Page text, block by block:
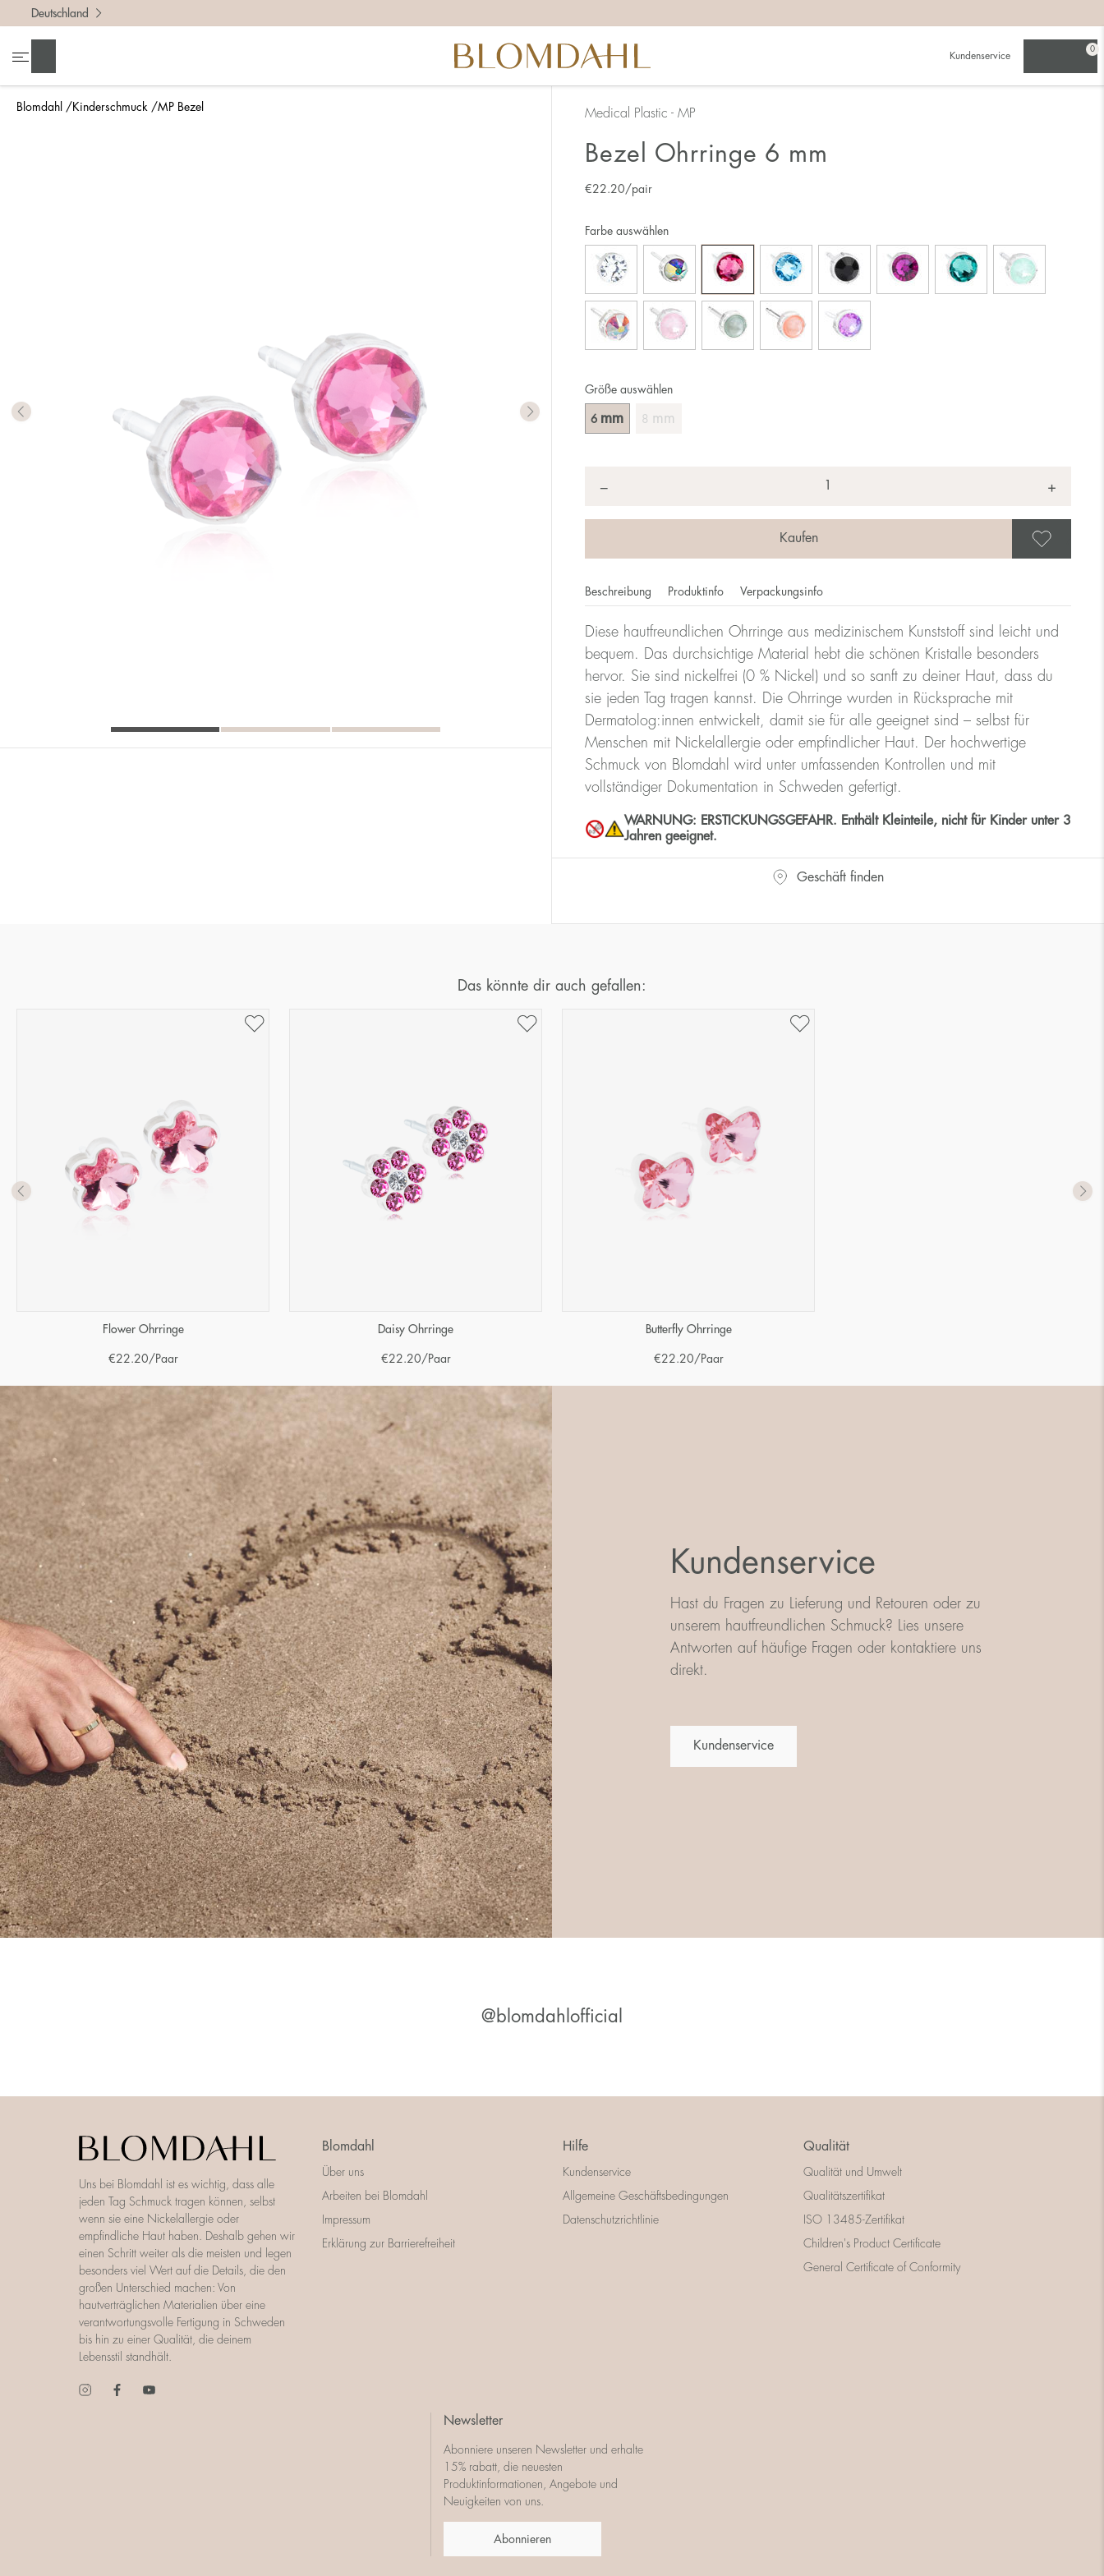
Blomdahl Kinderschmuck MP Bezel
Deutschland
Kundenservice
0
Medical Plastic - MP
Bezel Ohrringe 6 mm
€22.20/pair
Größe auswählen
6 mm 8 mm
Farbe auswählen
− +
Beschreibung Produktinfo Verpackungsinfo
Diese hautfreundlichen Ohrringe aus medizinischem Kunststoff sind leicht und
bequem. Das durchsichtige Material hebt die schönen Kristalle besonders
hervor. Sie sind nickelfrei (0 % Nickel) und so sanft zu deiner Haut, dass du
sie jeden Tag tragen kannst. Die Ohrringe wurden in Rücksprache mit
Dermatolog:innen entwickelt, damit sie für alle geeignet sind – selbst für
Menschen mit Nickelallergie oder empfindlicher Haut. Der hochwertige
Schmuck von Blomdahl wird unter umfassenden Kontrollen und mit
vollständiger Dokumentation in Schweden gefertigt.
WARNUNG: ERSTICKUNGSGEFAHR. Enthält Kleinteile, nicht für Kinder unter 3
Jahren geeignet.
Geschäft finden
Das könnte dir auch gefallen:
Flower Ohrringe
€22.20 /Paar
Daisy Ohrringe
€22.20 /Paar
Butterfly Ohrringe
€22.20 /Paar
Kundenservice
Hast du Fragen zu Lieferung und Retouren oder zu
unserem hautfreundlichen Schmuck? Lies unsere
Antworten auf häufige Fragen oder kontaktiere uns
direkt.
Kundenservice
@blomdahlofficial
Uns bei Blomdahl ist es wichtig, dass alle
jeden Tag Schmuck tragen können, selbst
wenn sie eine Nickelallergie oder
empfindliche Haut haben. Deshalb gehen wir
einen Schritt weiter als die meisten und legen
besonders viel Wert auf die Details, die den
großen Unterschied machen: Von
hautverträglichen Materialien über eine
verantwortungsvolle Fertigung in Schweden
bis hin zu einer Qualität, die deinem
Lebensstil standhält.
Blomdahl
Über uns
Arbeiten bei Blomdahl
Impressum
Erklärung zur Barrierefreiheit
Hilfe
Kundenservice
Allgemeine Geschäftsbedingungen
Datenschutzrichtlinie
Qualität
Qualität und Umwelt
Qualitätszertifikat
ISO 13485-Zertifikat
Children's Product Certificate
General Certificate of Conformity
Newsletter
Abonniere unseren Newsletter und erhalte
15% rabatt, die neuesten
Produktinformationen, Angebote und
Neuigkeiten von uns.
Abonnieren